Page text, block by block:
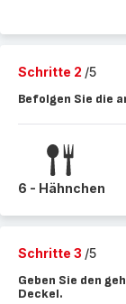
Schritte 2 /5
Befolgen Sie die
6 - Hähnchen
Schritte 3 /5
Geben Sie den
Deckel.